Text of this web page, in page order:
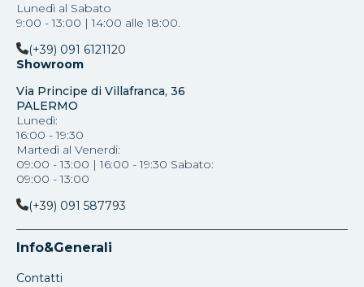
Lunedì al Sabato
9:00 - 13:00 | 14:00 alle 18:00.
(+39) 091 6121120
Showroom
Via Principe di Villafranca, 36
PALERMO
Lunedì:
16:00 - 19:30
Martedì al Venerdi:
09:00 - 13:00 | 16:00 - 19:30 Sabato:
09:00 - 13:00
(+39) 091 587793
Info&Generali
Contatti